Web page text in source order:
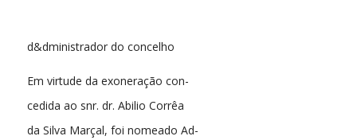
d&dministrador do concelho
Em virtude da exoneração con-
cedida ao snr. dr. Abilio Corrêa
da Silva Marçal, foi nomeado Ad-